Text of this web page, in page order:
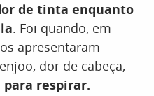
de tinta enquanto
. Foi quando, em
apresentaram
dor de cabeça,
respirar.